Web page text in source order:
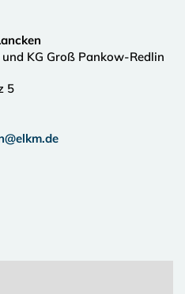
KG Groß Pankow-Redlin
5